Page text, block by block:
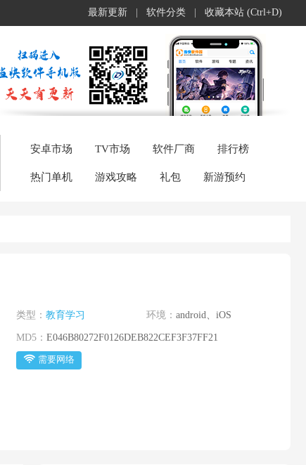
最新更新 软件分类 收藏本站 (Ctrl+D)
安卓市场 TV市场 软件厂商 排行榜
热门单机 游戏攻略 礼包 新游预约
类型： 教育学习 环境： android、iOS
MD5： E046B80272F0126DEB822CEF3F37FF21
需要网络